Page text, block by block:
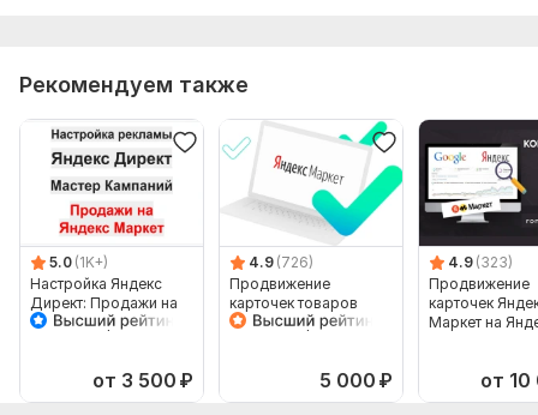
Рекомендуем также
5.0 (1K+)
Настройка Яндекс
Директ: Продажи на
Яндекс Маркет
от 3 500 ₽
4.9 (726)
Продвижение
карточек товаров
Яндекс Маркет в
5 000 ₽
4.9 (323)
Продвижение
карточек
Маркет на
от